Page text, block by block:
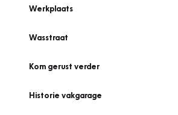
Werkplaats
Wasstraat
Kom gerust verder
Historie vakgarage